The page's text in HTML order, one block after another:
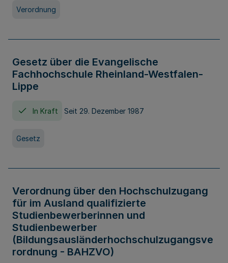
Verordnung
Gesetz über die Evangelische
Fachhochschule Rheinland-Westfalen-
Lippe
In Kraft Seit 29. Dezember 1987
Gesetz
Verordnung über den Hochschulzugang
für im Ausland qualifizierte
Studienbewerberinnen und
Studienbewerber
(Bildungsausländerhochschulzugangsve
rordnung - BAHZVO)